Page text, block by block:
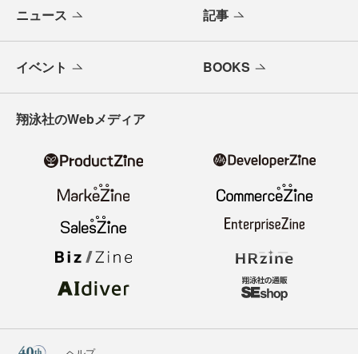
ニュース 記事
イベント BOOKS
翔泳社のWebメディア